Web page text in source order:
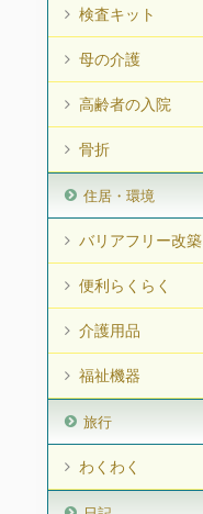
検査キット
母の介護
高齢者の入院
骨折
住居・環境
バリアフリー改築
便利らくらく
介護用品
福祉機器
旅行
わくわく